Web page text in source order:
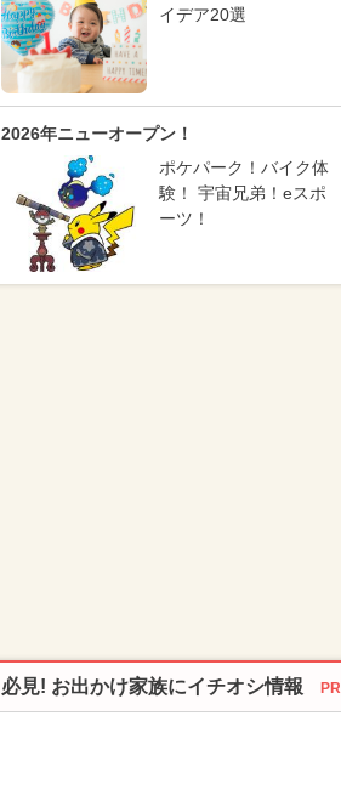
イデア20選
2026年ニューオープン！
ポケパーク！バイク体
験！ 宇宙兄弟！eスポ
ーツ！
必見! お出かけ家族にイチオシ情報 PR